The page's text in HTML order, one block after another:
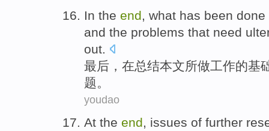
In the end, what has been done
and the problems that need
out.
最后 ， 在总结本文所做工作的基
题。
youdao
At the end, issues of further